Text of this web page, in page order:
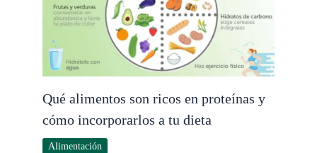
Qué alimentos son ricos en proteínas y
cómo incorporarlos a tu dieta
Alimentación